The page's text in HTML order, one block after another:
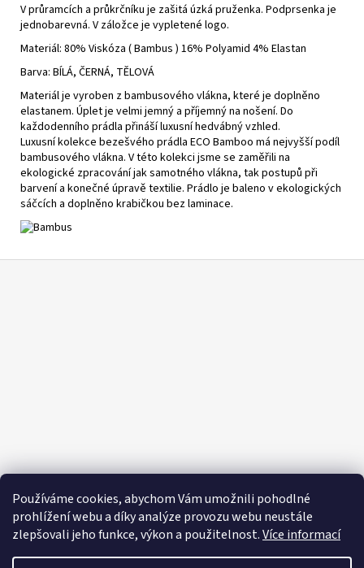
Používáme cookies, abychom Vám umožnili pohodlné
prohlížení webu a díky analýze provozu webu neustále
zlepšovali jeho funkce, výkon a použitelnost.Více informací
V průramcích a průkrčníku je zašitá úzká pruženka. Podprsenka je
jednobarevná. V záložce je vypletené logo.
Materiál: 80% Viskóza ( Bambus ) 16% Polyamid 4% Elastan
Barva: BÍLÁ, ČERNÁ, TĚLOVÁ
Materiál je vyroben z bambusového vlákna, které je doplněno
elastanem. Úplet je velmi jemný a příjemný na nošení. Do
každodenního prádla přináší luxusní hedvábný vzhled.
Luxusní kolekce bezešvého prádla ECO Bamboo má nejvyšší podíl
bambusového vlákna. V této kolekci jsme se zaměřili na
ekologické zpracování jak samotného vlákna, tak postupů při
barvení a konečné úpravě textilie. Prádlo je baleno v ekologických
sáčcích a doplněno krabičkou bez laminace.